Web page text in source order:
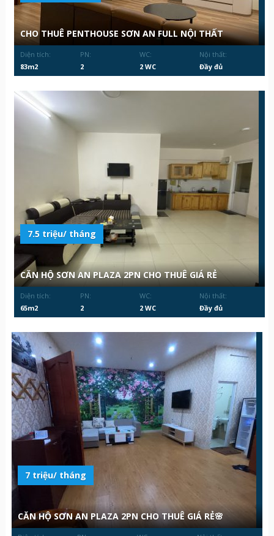
CHO THUÊ PENTHOUSE SƠN AN FULL NỘI THẤT
Diện tích:
83m2
PN:
2
WC:
2 WC
Nội thất:
Đầy đủ
7.5 triệu/ tháng
CĂN HỘ SƠN AN PLAZA 2PN CHO THUÊ GIÁ RẺ
Diện tích:
65m2
PN:
2
WC:
2 WC
Nội thất:
Đầy đủ
7 triệu/ tháng
CĂN HỘ SƠN AN PLAZA 2PN CHO THUÊ GIÁ RẺ🌸